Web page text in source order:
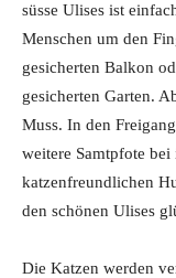
süsse Ulises ist
Menschen um den
gesicherten Balkon
gesicherten Garten.
Muss. In den
weitere Samtpfote
katzenfreundlichen
den schönen Ulises
Die Katzen werden